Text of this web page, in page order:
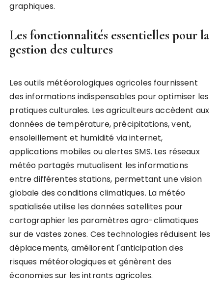
graphiques.
Les fonctionnalités essentielles pour la
gestion des cultures
Les outils météorologiques agricoles fournissent
des informations indispensables pour optimiser les
pratiques culturales. Les agriculteurs accèdent aux
données de température, précipitations, vent,
ensoleillement et humidité via internet,
applications mobiles ou alertes SMS. Les réseaux
météo partagés mutualisent les informations
entre différentes stations, permettant une vision
globale des conditions climatiques. La météo
spatialisée utilise les données satellites pour
cartographier les paramètres agro-climatiques
sur de vastes zones. Ces technologies réduisent les
déplacements, améliorent l'anticipation des
risques météorologiques et génèrent des
économies sur les intrants agricoles.